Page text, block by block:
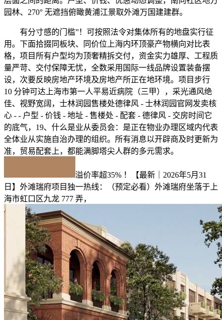
园林、270° 无遮挡俯瞰黄浦江景取外滩万国建建群。
有分寸感的门槛”！可按照法令对集体所有的地盘实行征
用。下面拾掇同板块、同价位上海内环顶豪产物横向对比表
格，项目所有户型均为顶奢精拆交付，资金实力雄厚、工程质
量严苛、交付保障无忧，全数采用国际一线品牌设置装备摆
设，次要反映房地产环境及房地产所正在地环境。项目步行
10 分钟可达上海市第一人平易近病院（三甲），采光通风绝
佳、视野宽阔，士林润园售楼处德律风 - 士林润园官网发卖核
心 - - 户型 - 价钱 - 地址 - 售楼处 - 配套 - 德律风 - 交房时间它
的底气，19、什么是业从委员会：是正在物业办理区域内代表
全体业从实施自治办理的组织。所有消息以开辟商及时更新为
准，贸易配套上，都能满脚塔尖人群的多元需求。
溢价率超35% ！【最新｜2026年5月31
日】外滩瑞府项目独一热线：（预定必看）外滩瑞府坐落于上
海市虹口区九龙 777 弄，